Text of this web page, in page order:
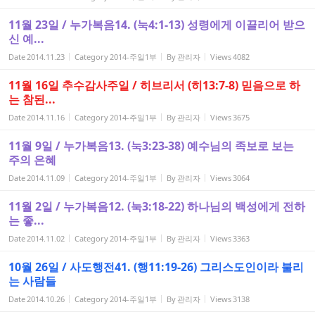
11월 23일 / 누가복음14. (눅4:1-13) 성령에게 이끌리어 받으
신 예...
Date2014.11.23 Category2014-주일1부 By 관리자 Views4082
11월 16일 추수감사주일 / 히브리서 (히13:7-8) 믿음으로 하
는 참된...
Date2014.11.16 Category2014-주일1부 By 관리자 Views3675
11월 9일 / 누가복음13. (눅3:23-38) 예수님의 족보로 보는
주의 은혜
Date2014.11.09 Category2014-주일1부 By 관리자 Views3064
11월 2일 / 누가복음12. (눅3:18-22) 하나님의 백성에게 전하
는 좋...
Date2014.11.02 Category2014-주일1부 By 관리자 Views3363
10월 26일 / 사도행전41. (행11:19-26) 그리스도인이라 불리
는 사람들
Date2014.10.26 Category2014-주일1부 By 관리자 Views3138